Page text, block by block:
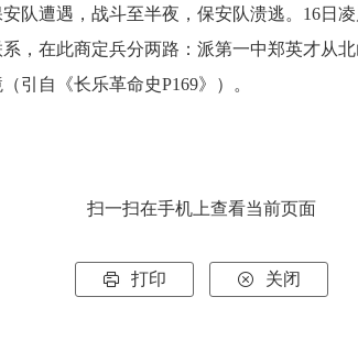
队遭遇，战斗至半夜，保安队溃逃。16日
，在此商定兵分两路：派第一中郑英才从
引自《长乐革命史P169》）。
扫一扫在手机上查看当前页面
 打印  关闭